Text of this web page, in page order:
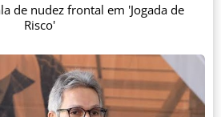
de nudez frontal em 'Jogada de
Risco'